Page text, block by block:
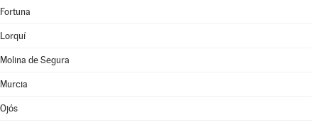
Fortuna
Lorquí
Molina de Segura
Murcia
Ojós